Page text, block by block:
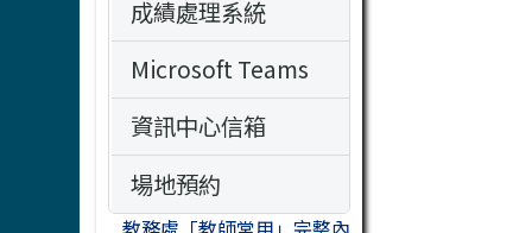
成績處理系統
Microsoft Teams
資訊中心信箱
場地預約